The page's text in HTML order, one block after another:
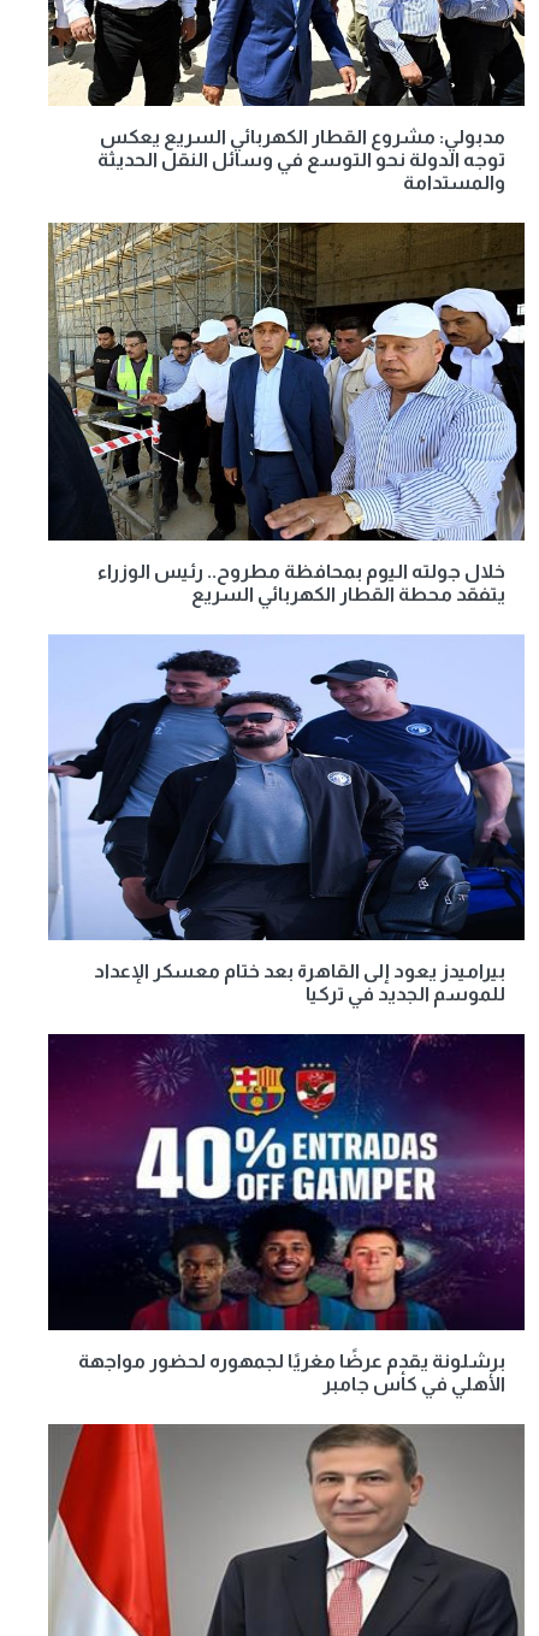
مدبولي: مشروع القطار الكهربائي السريع يعكس
توجه الدولة نحو التوسع في وسائل النقل الحديثة
والمستدامة
خلال جولته اليوم بمحافظة مطروح.. رئيس الوزراء
يتفقد محطة القطار الكهربائي السريع
بيراميدز يعود إلى القاهرة بعد ختام معسكر الإعداد
للموسم الجديد في تركيا
برشلونة يقدم عرضًا مغريًا لجمهوره لحضور مواجهة
الأهلي في كأس جامبر